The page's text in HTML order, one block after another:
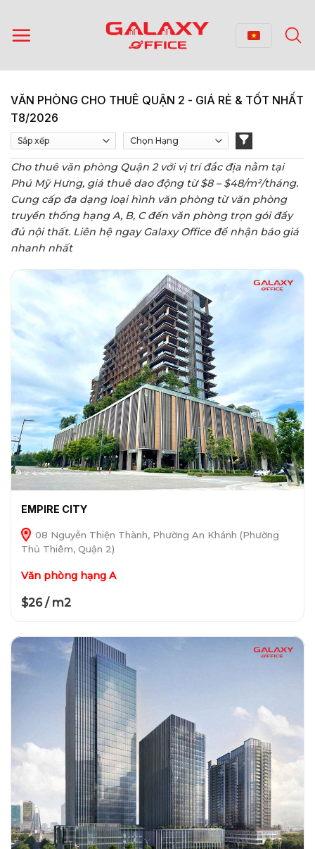
qua
nội
VĂN PHÒNG CHO THUÊ QUẬN 2 - GIÁ RẺ & TỐT NHẤT
T8/2026
Cho thuê văn phòng Quận 2 với vị trí đắc địa nằm tại
Phú Mỹ Hưng, giá thuê dao động từ $8 – $48/m²/tháng.
Cung cấp đa dạng loại hình văn phòng từ văn phòng
truyền thống hạng A, B, C đến văn phòng trọn gói đầy
đủ nội thất. Liên hệ ngay Galaxy Office để nhận báo giá
nhanh nhất
EMPIRE CITY
08 Nguyễn Thiện Thành, Phường An Khánh (Phường
Thủ Thiêm, Quận 2)
Văn phòng hạng A
$26 / m2